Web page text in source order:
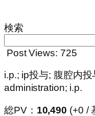
検索
Post Views: 725
i.p.; ip投与; 腹腔内
administration; i.p.
総PV： 10,490 (+0 /